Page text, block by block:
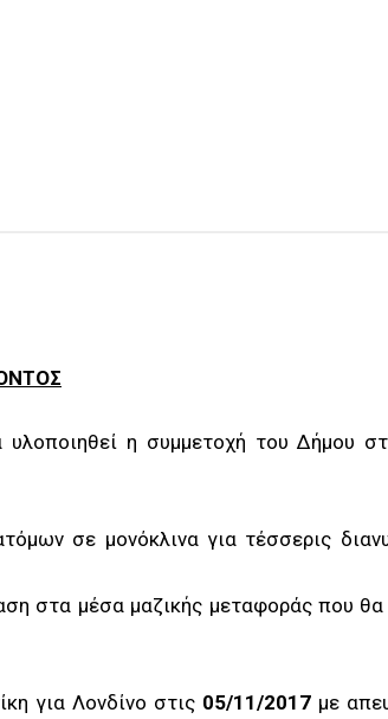
η συμμετοχή του Δήμου
σε μονόκλινα για τέσσερις
στα μέσα μαζικής μεταφοράς που θα
για Λονδίνο στις 05/11/2017 με